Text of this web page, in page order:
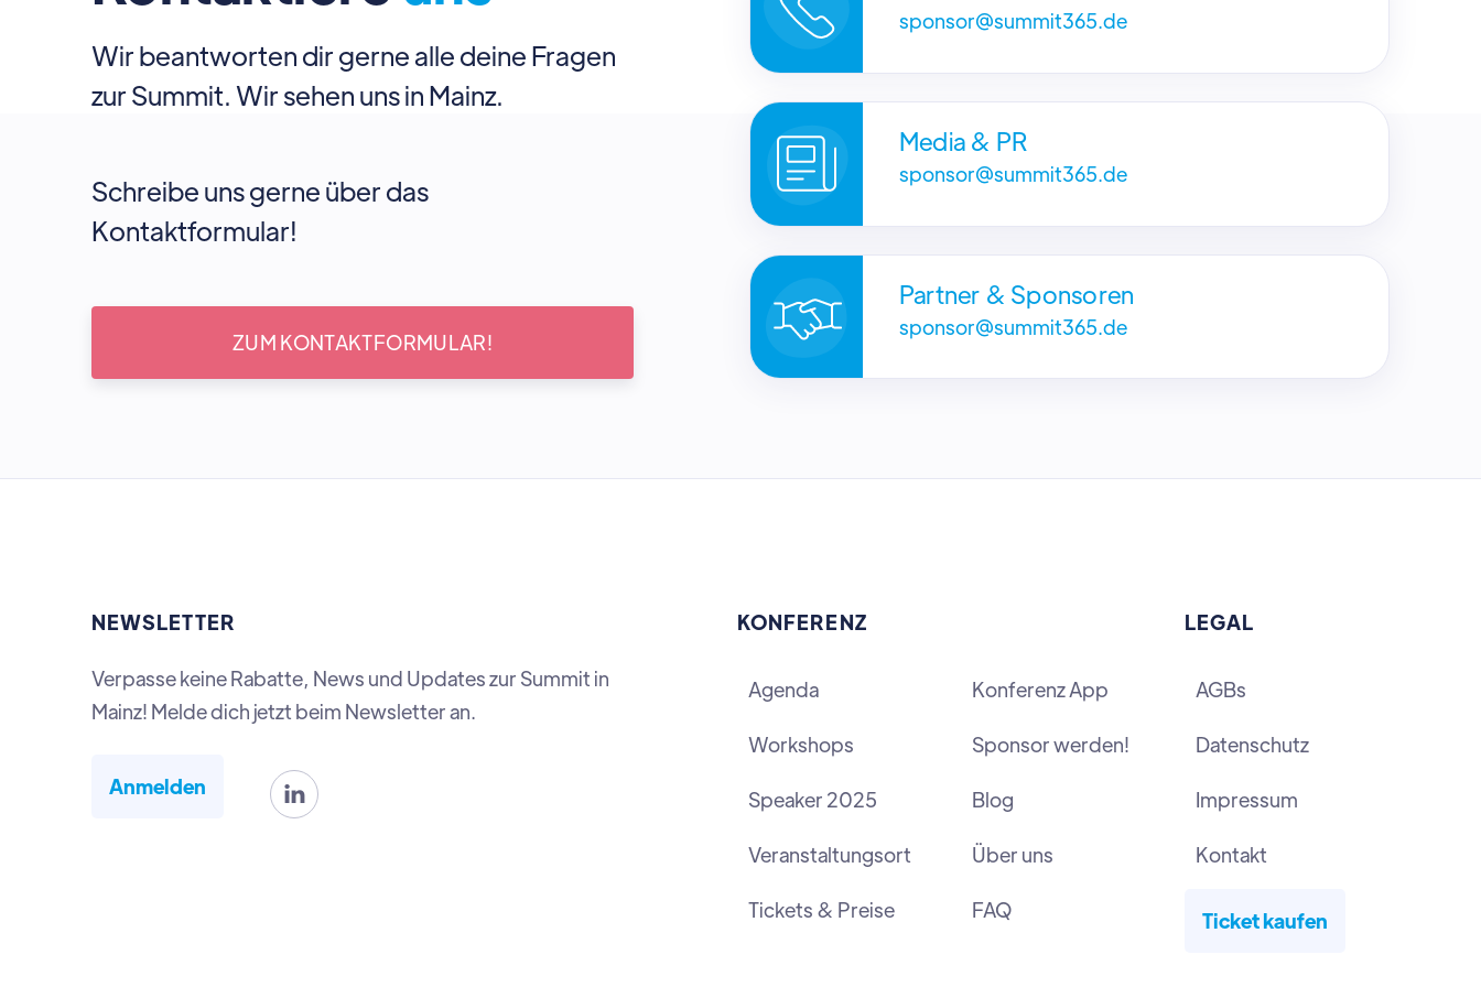
Wir beantworten dir gerne alle deine Fragen
zur Summit. Wir sehen uns in Mainz.
Schreibe uns gerne über das
Kontaktformular!
ZUM KONTAKTFORMULAR!
sponsor@summit365.de
Media & PR
sponsor@summit365.de
Partner & Sponsoren
sponsor@summit365.de
NEWSLETTER
Verpasse keine Rabatte, News und Updates zur Summit in
Mainz! Melde dich jetzt beim Newsletter an.
Anmelden 
KONFERENZ
Agenda
Workshops
Speaker 2025
Veranstaltungsort
Tickets & Preise
Konferenz App
Sponsor werden!
Blog
Über uns
FAQ
LEGAL
AGBs
Datenschutz
Impressum
Kontakt
Ticket kaufen